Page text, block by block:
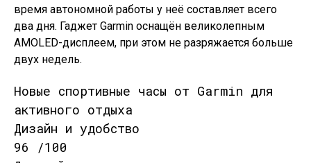
время автономной работы у неё составляет всего
два дня. Гаджет Garmin оснащён великолепным
AMOLED-дисплеем, при этом не разряжается больше
двух недель.
Новые спортивные часы от Garmin для
активного отдыха
Дизайн и удобство
96 /100